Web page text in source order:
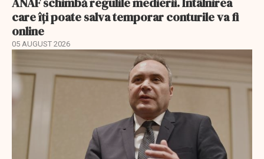
care îți poate salva temporar conturile va fi
online
05 AUGUST 2026